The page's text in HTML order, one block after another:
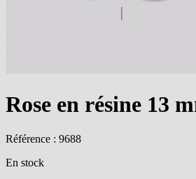
Rose en résine 13
Référence : 9688
En stock